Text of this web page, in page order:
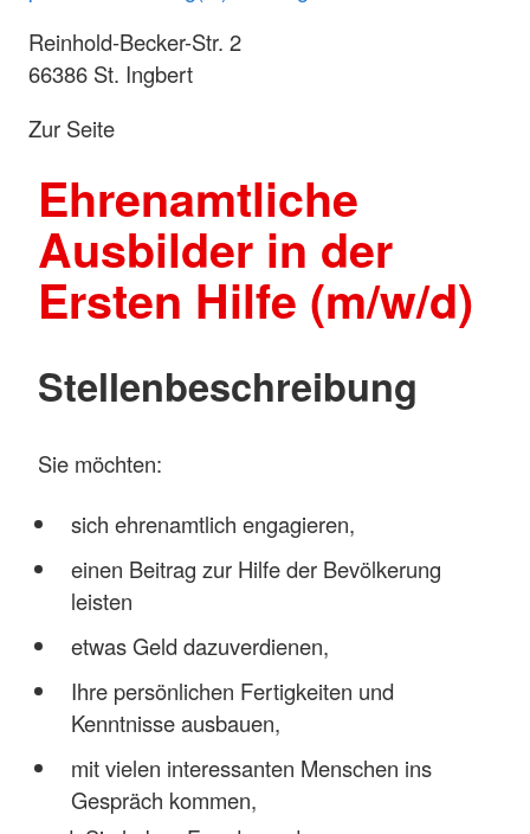
Reinhold-Becker-Str. 2
66386 St. Ingbert
Zur Seite
Ehrenamtliche
Ausbilder in der
Ersten Hilfe (m/w/d)
Stellenbeschreibung
Sie möchten:
sich ehrenamtlich engagieren,
einen Beitrag zur Hilfe der Bevölkerung
leisten
etwas Geld dazuverdienen,
Ihre persönlichen Fertigkeiten und
Kenntnisse ausbauen,
mit vielen interessanten Menschen ins
Gespräch kommen,